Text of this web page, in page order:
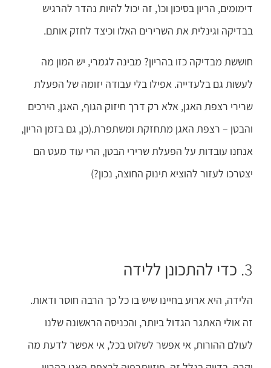
דימומים, הריון בסיכון וכו', זה יכול להיות נהדר להרגיש
בבדיקה וגינלית את השרירים האלו וכיצד לחזק אותם.
חוששת מבדיקה כזו בהריון? מבינה לגמרי, יש המון מה
לעשות גם בלעדייה. אפילו בלי עבודה יזומה של הפעלת
שרירי רצפת האגן, אלא רק דרך חיזוק הגוף, האגן, הירכים
והבטן – רצפת האגן מתחזקת ומשתפרת.(כן, גם בזמן הריון,
אנחנו עובדות על הפעלת שרירי הבטן, הרי עוד מעט הם
יצטרכו לעזור להוציא תינוק החוצה, נכון?)
3. כדי להתכונן ללידה
הלידה, היא ארוע בחיינו שיש בו כל כך הרבה חוסר ודאות.
זה אולי האתגר הגדול ביותר, והכניסה הראשונה שלנו
לעולם ההורות, אי אפשר לשלוט בכל, אי אפשר לדעת מה